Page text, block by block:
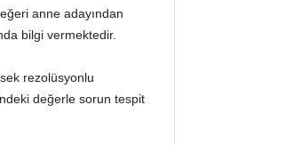
anne adayından
bilgi vermektedir.
rezolüsyonlu
değerle sorun tespit